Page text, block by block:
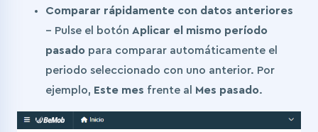
Comparar rápidamente con datos anteriores
– Pulse el botón Aplicar el mismo período
pasado para comparar automáticamente el
periodo seleccionado con uno anterior. Por
ejemplo, Este mes frente al Mes pasado.